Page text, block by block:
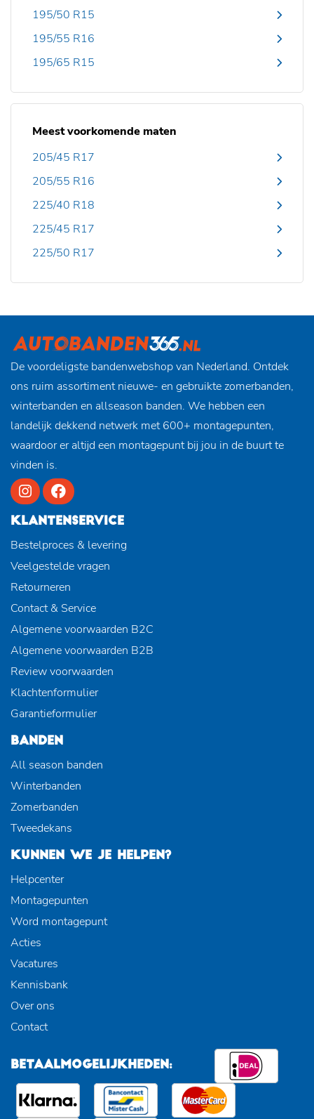
195/50 R15
195/55 R16
195/65 R15
Meest voorkomende maten
205/45 R17
205/55 R16
225/40 R18
225/45 R17
225/50 R17
De voordeligste bandenwebshop van Nederland. Ontdek
ons ruim assortiment nieuwe- en gebruikte zomerbanden,
winterbanden en allseason banden. We hebben een
landelijk dekkend netwerk met 600+ montagepunten,
waardoor er altijd een montagepunt bij jou in de buurt te
vinden is.
KLANTENSERVICE
Bestelproces & levering
Veelgestelde vragen
Retourneren
Contact & Service
Algemene voorwaarden B2C
Algemene voorwaarden B2B
Review voorwaarden
Klachtenformulier
Garantieformulier
BANDEN
All season banden
Winterbanden
Zomerbanden
Tweedekans
KUNNEN WE JE HELPEN?
Helpcenter
Montagepunten
Word montagepunt
Acties
Vacatures
Kennisbank
Over ons
Contact
BETAALMOGELIJKHEDEN: